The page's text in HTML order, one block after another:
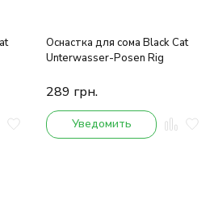
Оснастка для сома Black Cat
Unterwasser-Posen Rig
289 грн.
Уведомить